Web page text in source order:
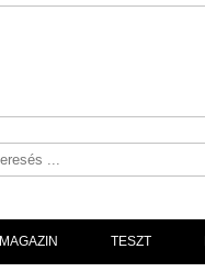
MAGAZIN TESZT